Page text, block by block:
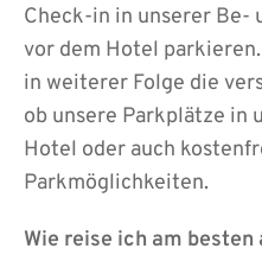
Check-in in unserer Be-
vor dem Hotel
in weiterer Folge die
ob unsere Parkplätze in
Hotel oder auch
Parkmöglichkeiten.
Wie reise ich am besten